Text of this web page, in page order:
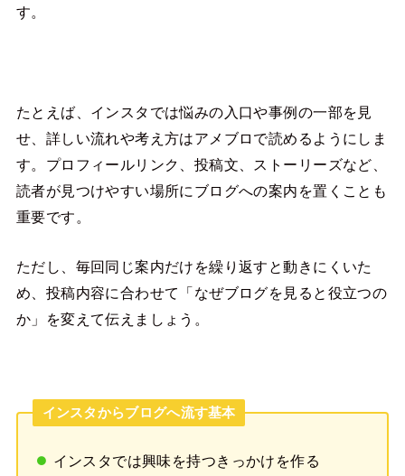
す。
たとえば、インスタでは悩みの入口や事例の一部を見
せ、詳しい流れや考え方はアメブロで読めるようにしま
す。プロフィールリンク、投稿文、ストーリーズなど、
読者が見つけやすい場所にブログへの案内を置くことも
重要です。
ただし、毎回同じ案内だけを繰り返すと動きにくいた
め、投稿内容に合わせて「なぜブログを見ると役立つの
か」を変えて伝えましょう。
インスタからブログへ流す基本
インスタでは興味を持つきっかけを作る